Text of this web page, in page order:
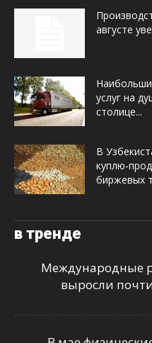
августе
услуг на
столице...
В
куплю-
биржевых
в тренде
Международные
выросли